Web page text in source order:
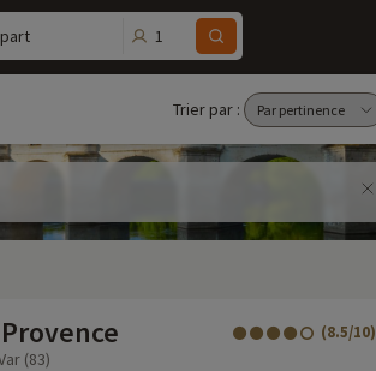
1
Trier par :
(8.5/10)
(83)